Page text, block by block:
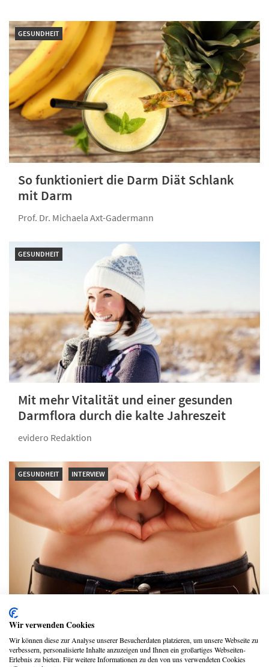
GESUNDHEIT
So funktioniert die Darm Diät Schlank
mit Darm
Prof. Dr. Michaela Axt-Gadermann
GESUNDHEIT
Mit mehr Vitalität und einer gesunden
Darmflora durch die kalte Jahreszeit
evidero Redaktion
GESUNDHEIT INTERVIEW
Warum unsere Darmbakterien über
unsere Wunschfigur entscheiden
Prof. Dr. Michaela Axt-Gadermann
Wir verwenden Cookies
Wir können diese zur Analyse unserer Besucherdaten platzieren, um unsere Webseite zu
verbessern, personalisierte Inhalte anzuzeigen und Ihnen ein großartiges Webseiten-
Erlebnis zu bieten. Für weitere Informationen zu den von uns verwendeten Cookies